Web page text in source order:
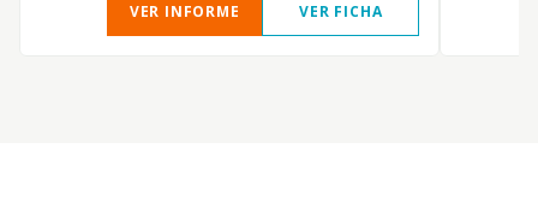
VER INFORME VER FICHA